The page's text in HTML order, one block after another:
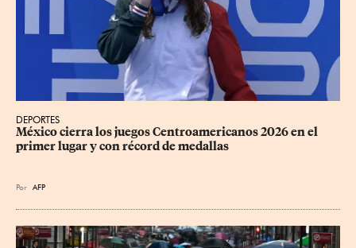
DEPORTES
México cierra los juegos Centroamericanos 2026 en el
primer lugar y con récord de medallas
Por AFP